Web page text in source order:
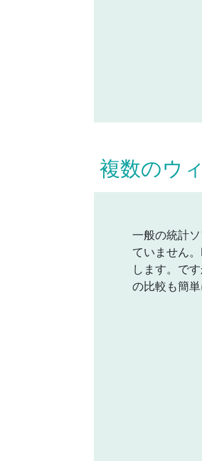
複数のウ
一般の統計
ていません
します。で
の比較も簡単